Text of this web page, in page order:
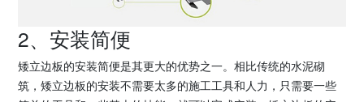
2、安装简便
矮立边板的安装简便是其更大的优势之一。相比传统的水泥砌
筑，矮立边板的安装不需要太多的施工工具和人力，只需要一些